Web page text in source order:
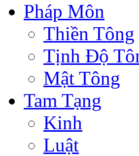
Pháp Môn
Thiền Tông
Tịnh Độ
Mật Tông
Tam Tạng
Kinh
Luật